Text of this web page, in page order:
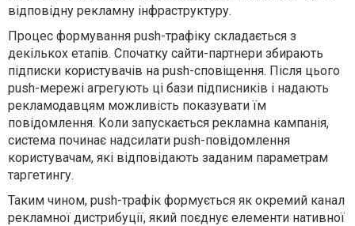
відповідну рекламну інфраструктуру.
Процес формування push-трафіку складається з
декількох етапів. Спочатку сайти-партнери збирають
підписки користувачів на push-сповіщення. Після цього
push-мережі агрегують ці бази підписників і надають
рекламодавцям можливість показувати їм
повідомлення. Коли запускається рекламна кампанія,
система починає надсилати push-повідомлення
користувачам, які відповідають заданим параметрам
таргетингу.
Таким чином, push-трафік формується як окремий канал
рекламної дистрибуції, який поєднує елементи нативної